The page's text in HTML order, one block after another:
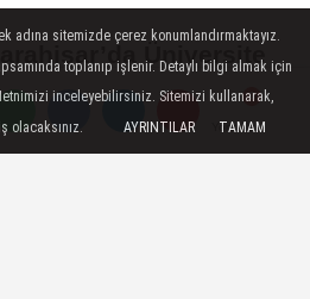
Yorumlar
Yorumlar
Üniversite
8 Projesine
Güreşçiler
adına sitemizde çerez konumlandırmaktayız.
toplanıp işlenir. Detaylı bilgi almak için
inceleyebilirsiniz. Sitemizi kullanarak,
olacaksınız.
AYRINTILAR TAMAM